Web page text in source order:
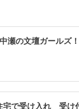
瀬の文壇ガールズ
宅で受け入れ 受け